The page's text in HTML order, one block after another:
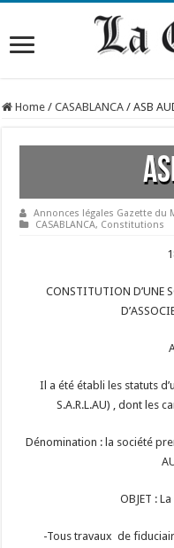
Home / CASABLANCA / ASB
Annonces légales Gazette du
CASABLANCA, Constitutions
CONSTITUTION D’UNE
Il a été établi les statuts
S.A.R.L.AU) , dont les
Dénomination : la société
OBJET :
-Tous travaux de